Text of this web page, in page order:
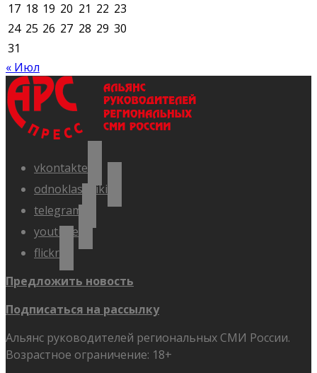
17 18 19 20 21 22 23
24 25 26 27 28 29 30
31
« Июл
vkontakte
odnoklassniki
telegram
youtube
flickr
Предложить новость
Подписаться на рассылку
Альянс руководителей региональных СМИ России.
Возрастное ограничение: 18+